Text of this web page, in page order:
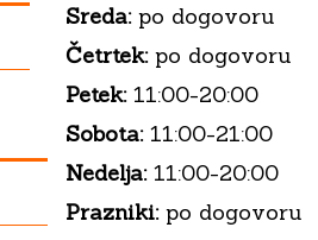
Sreda:po dogovoru
Četrtek:po dogovoru
Petek:11:00-20:00
Sobota:11:00-21:00
Nedelja:11:00-20:00
Prazniki:po dogovoru